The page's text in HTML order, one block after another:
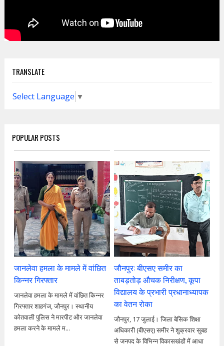
TRANSLATE
Select Language ▼
POPULAR POSTS
जानलेवा हमला के मामले में वांछित
किन्नर गिरफ्तार
जानलेवा हमला के मामले में वांछित किन्नर
गिरफ्तार शाहगंज, जौनपुर। स्थानीय
कोतवाली पुलिस ने मारपीट और जानलेवा
हमला करने के मामले म...
जौनपुर: बीएसए समीर का
ताबड़तोड़ औचक निरीक्षण, कूपा
विद्यालय के प्रभारी प्रधानाध्यापक
का वेतन रोका
जौनपुर, 17 जुलाई। जिला बेसिक शिक्षा
अधिकारी (बीएसए) समीर ने शुक्रवार सुबह
से जनपद के विभिन्न विकासखंडों में आधा